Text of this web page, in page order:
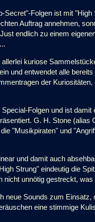
Secret"-Folgen ist mit
Auftrag annehmen,
endlich zu einem
kuriose
und entwendet alle
der
Folgen und ist
G. H. Stone (alias
"Musikpiraten" und
und damit auch
Strung" eindeutig die
nicht unnötig gestreckt,
neue Sounds zum
eine stimmige